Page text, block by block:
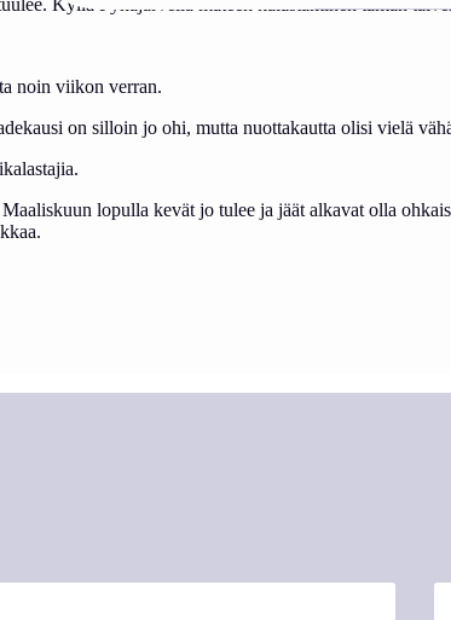
noin viikon verran.
on silloin jo ohi, mutta nuottakautta olisi vielä
lopulla kevät jo tulee ja jäät alkavat olla